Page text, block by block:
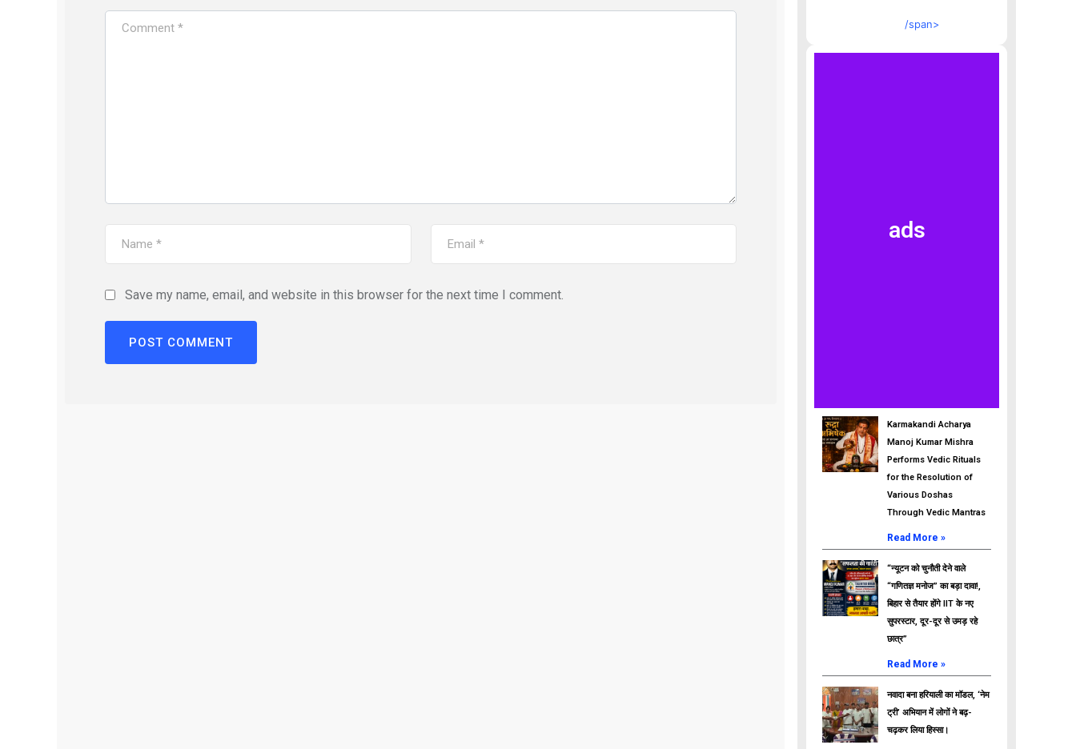
Save my name, email, and website in this browser for the next time I comment.
/span>
ads
Karmakandi Acharya
Manoj Kumar Mishra
Performs Vedic Rituals
for the Resolution of
Various Doshas
Through Vedic Mantras
Read More »
“न्यूटन को चुनौती देने वाले
“गणितज्ञ मनोज” का बड़ा दावा!,
बिहार से तैयार होंगे IIT के नए
सुपरस्टार, दूर-दूर से उमड़ रहे
छात्र”
Read More »
नवादा बना हरियाली का मॉडल, ‘नेम
ट्री’ अभियान में लोगों ने बढ़-
चढ़कर लिया हिस्सा।